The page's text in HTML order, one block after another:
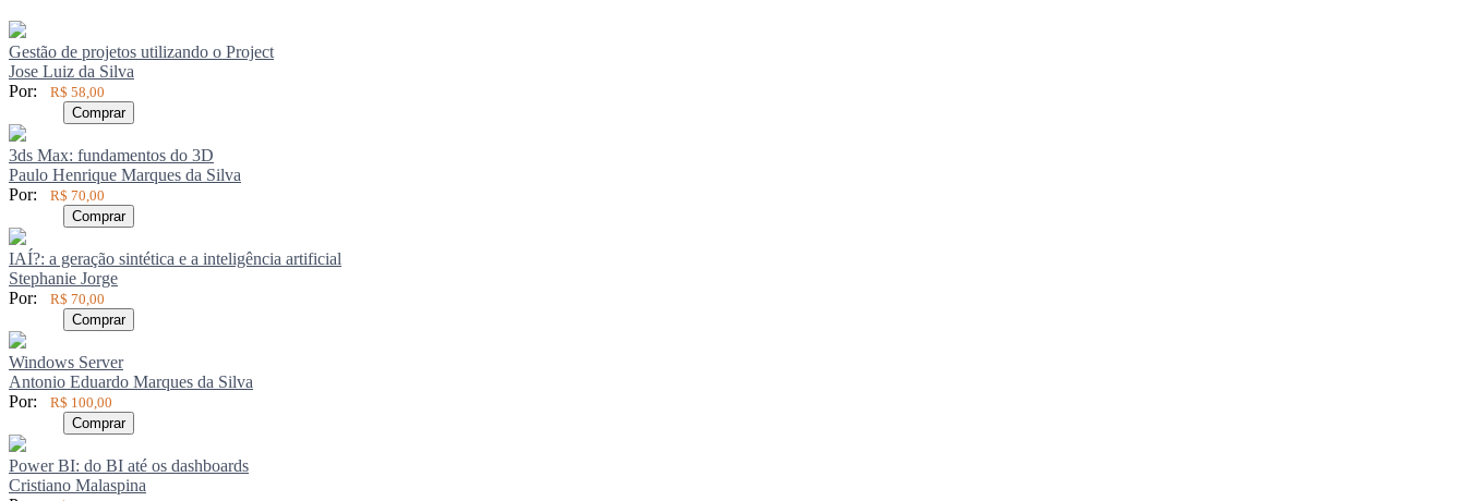
Gestão de projetos utilizando o Project
Jose Luiz da Silva
Por:
R$ 58,00
Comprar
3ds Max: fundamentos do 3D
Paulo Henrique Marques da Silva
Por:
R$ 70,00
Comprar
IAÍ?: a geração sintética e a inteligência artificial
Stephanie Jorge
Por:
R$ 70,00
Comprar
Windows Server
Antonio Eduardo Marques da Silva
Por:
R$ 100,00
Comprar
Power BI: do BI até os dashboards
Cristiano Malaspina